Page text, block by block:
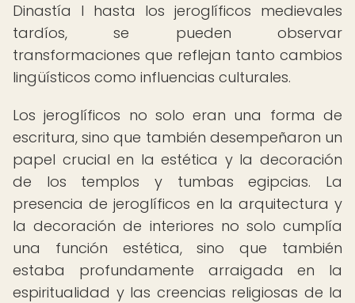
Dinastía I hasta los jeroglíficos medievales
tardíos, se pueden observar
transformaciones que reflejan tanto cambios
lingüísticos como influencias culturales.
Los jeroglíficos no solo eran una forma de
escritura, sino que también desempeñaron un
papel crucial en la estética y la decoración
de los templos y tumbas egipcias. La
presencia de jeroglíficos en la arquitectura y
la decoración de interiores no solo cumplía
una función estética, sino que también
estaba profundamente arraigada en la
espiritualidad y las creencias religiosas de la